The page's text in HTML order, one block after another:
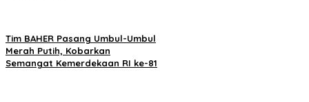
Tim BAHER Pasang Umbul-Umbul
Merah Putih, Kobarkan
Semangat Kemerdekaan RI ke-81